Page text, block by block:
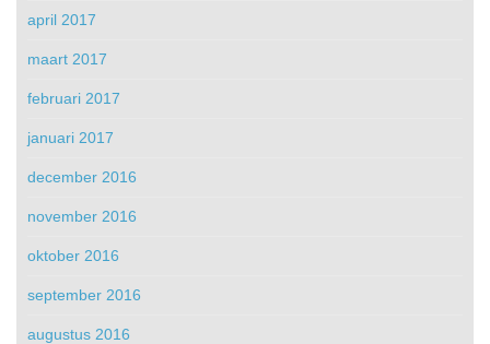
april 2017
maart 2017
februari 2017
januari 2017
december 2016
november 2016
oktober 2016
september 2016
augustus 2016